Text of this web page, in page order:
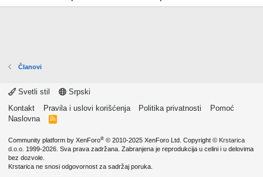
Članovi
Svetli stil
Srpski
Kontakt
Pravila i uslovi korišćenja Politika privatnosti
Pomoć
Naslovna
R
Community platform by XenForo® © 2010-2025 XenForo Ltd. Copyright © Krstarica
d.o.o. 1999-2026. Sva prava zadržana. Zabranjena je reprodukcija u celini i u delovima
bez dozvole.
Krstarica ne snosi odgovornost za sadržaj poruka.